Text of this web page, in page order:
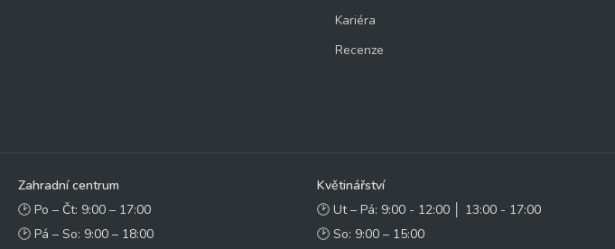
Kariéra
Recenze
Zahradní centrum
🕑 Po – Čt: 9:00 – 17:00
🕑 Pá – So: 9:00 – 18:00
Květinářství
🕑 Ut – Pá: 9:00 - 12:00 │ 13:00 - 17:00
🕑 So: 9:00 – 15:00